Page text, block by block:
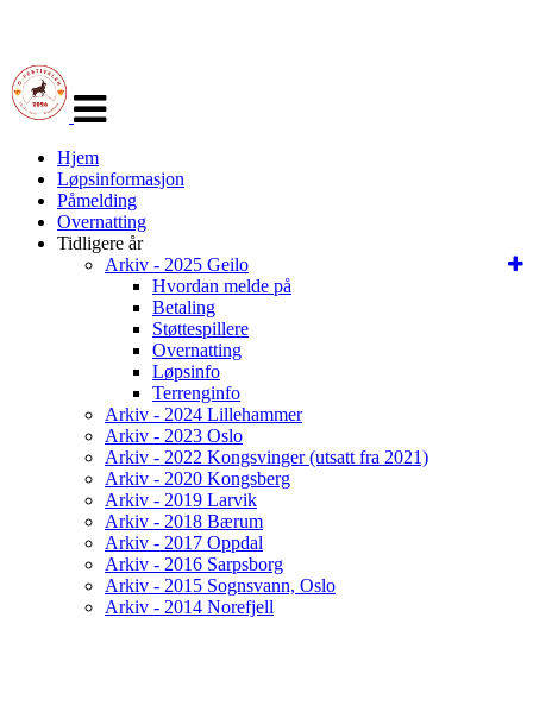
navigasjon
Hjem
Løpsinformasjon
Påmelding
Overnatting
Tidligere år
Arkiv - 2025 Geilo
Hvordan melde på
Betaling
Støttespillere
Overnatting
Løpsinfo
Terrenginfo
Arkiv - 2024 Lillehammer
Arkiv - 2023 Oslo
Arkiv - 2022 Kongsvinger (utsatt fra 2021)
Arkiv - 2020 Kongsberg
Arkiv - 2019 Larvik
Arkiv - 2018 Bærum
Arkiv - 2017 Oppdal
Arkiv - 2016 Sarpsborg
Arkiv - 2015 Sognsvann, Oslo
Arkiv - 2014 Norefjell